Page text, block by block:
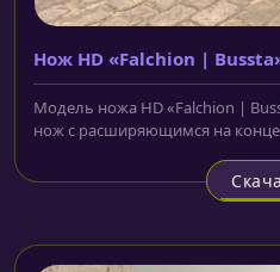
Нож HD «Falchion |
Модель ножа HD «Falchion |
нож с расширяющимся на конце